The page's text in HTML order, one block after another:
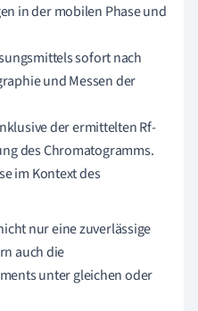
in der mobilen Phase und
sofort nach
und Messen der
der ermittelten Rf-
des Chromatogramms.
im Kontext des
nur eine zuverlässige
auch die
unter gleichen oder